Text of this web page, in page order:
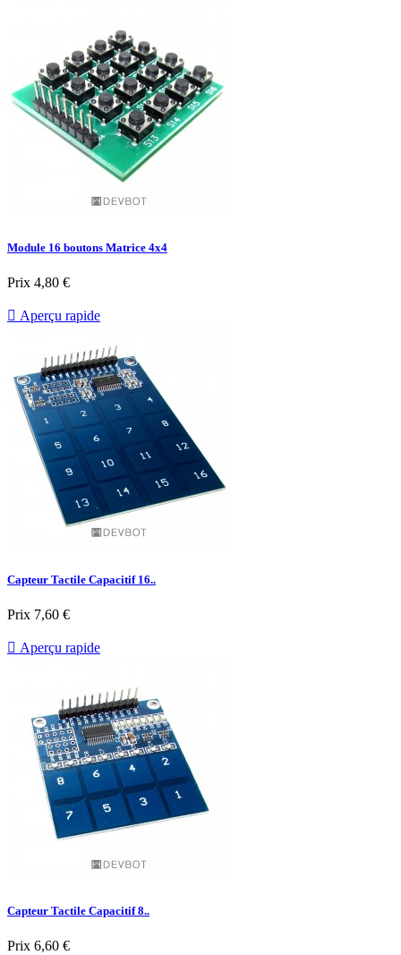
Module 16 boutons Matrice 4x4
Prix 4,80 €
 Aperçu rapide
Capteur Tactile Capacitif 16..
Prix 7,60 €
 Aperçu rapide
Capteur Tactile Capacitif 8..
Prix 6,60 €